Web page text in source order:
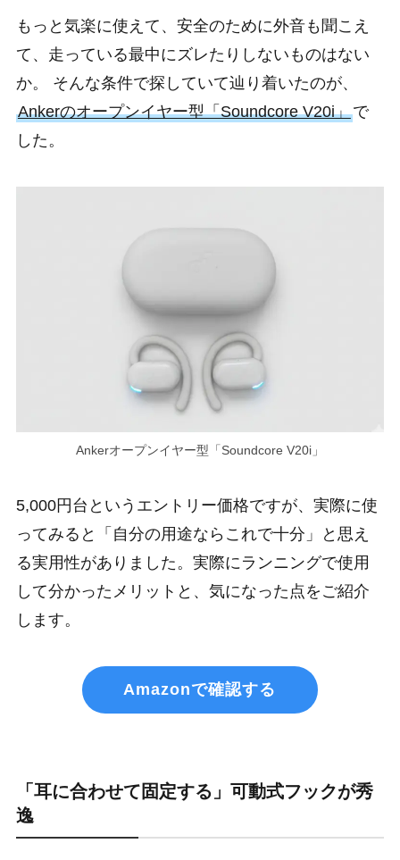
もっと気楽に使えて、安全のために外音も聞こえ
て、走っている最中にズレたりしないものはない
か。 そんな条件で探していて辿り着いたのが、
Ankerのオープンイヤー型「Soundcore V20i」で
した。
Ankerオープンイヤー型「Soundcore V20i」
5,000円台というエントリー価格ですが、実際に使
ってみると「自分の用途ならこれで十分」と思え
る実用性がありました。実際にランニングで使用
して分かったメリットと、気になった点をご紹介
します。
Amazonで確認する
「耳に合わせて固定する」可動式フックが秀
逸